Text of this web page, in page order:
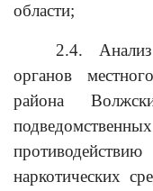
области;
2.4. Анализ
органов
района
наркотических